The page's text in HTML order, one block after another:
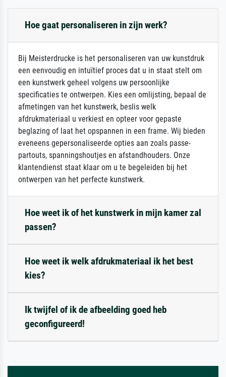
Hoe gaat personaliseren in zijn werk?
Bij Meisterdrucke is het personaliseren van uw kunstdruk
een eenvoudig en intuïtief proces dat u in staat stelt om
een kunstwerk geheel volgens uw persoonlijke
specificaties te ontwerpen. Kies een omlijsting, bepaal de
afmetingen van het kunstwerk, beslis welk
afdrukmateriaal u verkiest en opteer voor gepaste
beglazing of laat het opspannen in een frame. Wij bieden
eveneens gepersonaliseerde opties aan zoals passe-
partouts, spanningshoutjes en afstandhouders. Onze
klantendienst staat klaar om u te begeleiden bij het
ontwerpen van het perfecte kunstwerk.
Hoe weet ik of het kunstwerk in mijn kamer zal
passen?
Hoe weet ik welk afdrukmateriaal ik het best
kies?
Ik twijfel of ik de afbeelding goed heb
geconfigureerd!